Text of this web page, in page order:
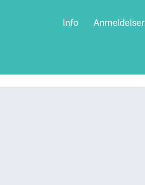
Info Anmeldelser